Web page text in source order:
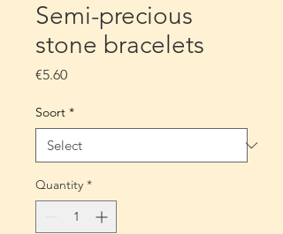
Semi-precious
stone bracelets
€5.60Price
Soort *
Quantity *